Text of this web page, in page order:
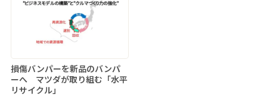
損傷バンパーを新品のバンパ
ーへ マツダが取り組む「水平
リサイクル」